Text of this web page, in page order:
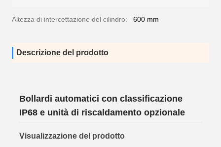
Altezza di intercettazione del cilindro: 600 mm
Descrizione del prodotto
Bollardi automatici con classificazione
IP68 e unità di riscaldamento opzionale
Visualizzazione del prodotto